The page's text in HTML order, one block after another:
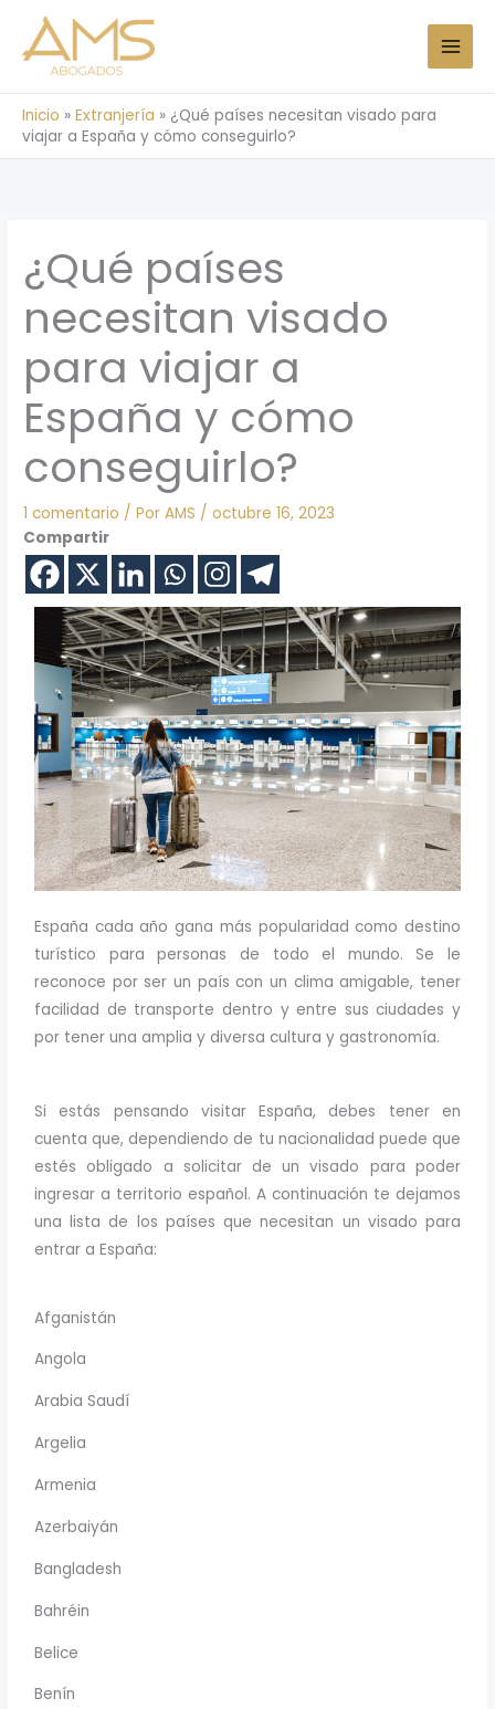
contenido
Inicio » Extranjería » ¿Qué países necesitan visado para
viajar a España y cómo conseguirlo?
¿Qué países
necesitan visado
para viajar a
España y cómo
conseguirlo?
1 comentario / PorAMS /octubre 16, 2023
Compartir
España cada año gana más popularidad como destino
turístico para personas de todo el mundo. Se le
reconoce por ser un país con un clima amigable, tener
facilidad de transporte dentro y entre sus ciudades y
por tener una amplia y diversa cultura y gastronomía.
Si estás pensando visitar España, debes tener en
cuenta que, dependiendo de tu nacionalidad puede que
estés obligado a solicitar de un visado para poder
ingresar a territorio español. A continuación te dejamos
una lista de los países que necesitan un visado para
entrar a España:
Afganistán
Angola
Arabia Saudí
Argelia
Armenia
Azerbaiyán
Bangladesh
Bahréin
Belice
Benín